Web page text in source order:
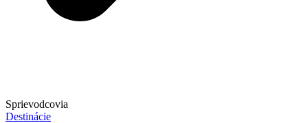
Sprievodcovia
Destinácie